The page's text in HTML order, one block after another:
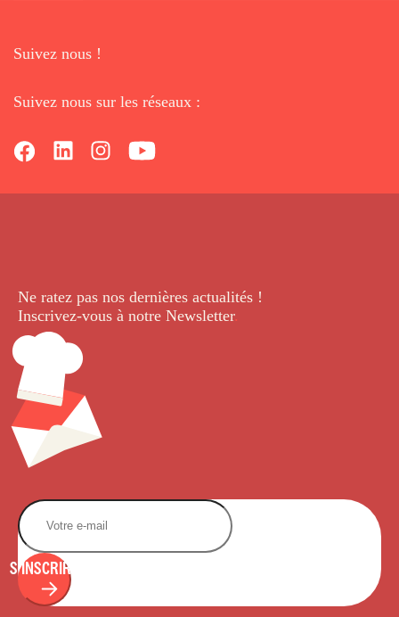
Suivez nous !
Suivez nous sur les réseaux :
Ne ratez pas nos dernières actualités !
Inscrivez-vous à notre Newsletter.
S'INSCRIRE